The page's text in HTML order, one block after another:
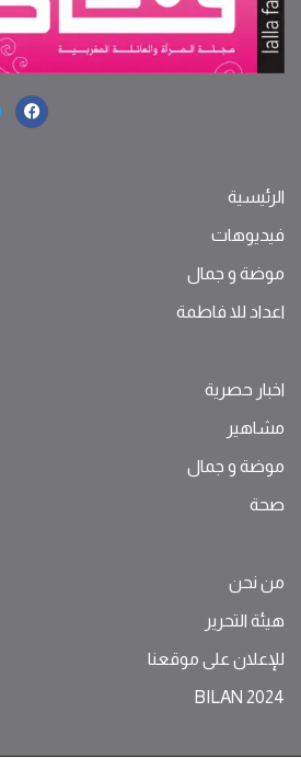
الرئيسية
فيديوهات
موضة ‫و‬ ‫‬‫جمال‬
اعداد للا فاطمة
اخبار حصرية
مشاهير
موضة ‫و‬ ‫‬‫جمال‬
صحة
من نحن
هيئة التحرير
للإعلان على موقعنا
BILAN 2024